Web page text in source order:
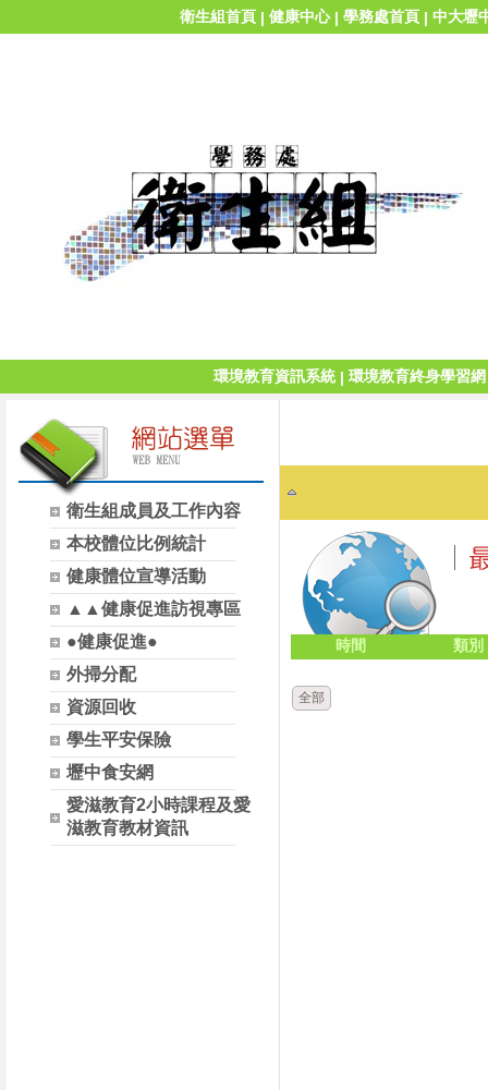
衛生組首頁 | 健康中心| 學務處首頁 | 中大壢
環境教育資訊系統| 環境教育終身學習網
衛生組成員及工作內容
本校體位比例統計
健康體位宣導活動
▲▲健康促進訪視專區
●健康促進●
外掃分配
資源回收
學生平安保險
壢中食安網
愛滋教育2小時課程及愛
滋教育教材資訊
時間 類別
全部